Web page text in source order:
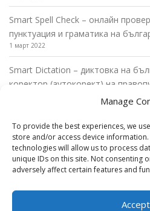
Manage
To provide the best experiences, we
store and/or access device
technologies will allow us to process
unique IDs on this site. Not consenting
adversely affect certain features and
Accept
Smart Spell Check – онлайн
пунктуация и граматика на
1 март 2022
Smart Dictation – диктовка на
коректор (аутокорект) на
пунктуационни правила
26 февруари 2022
Диктовка на български език в
22 февруари 2022